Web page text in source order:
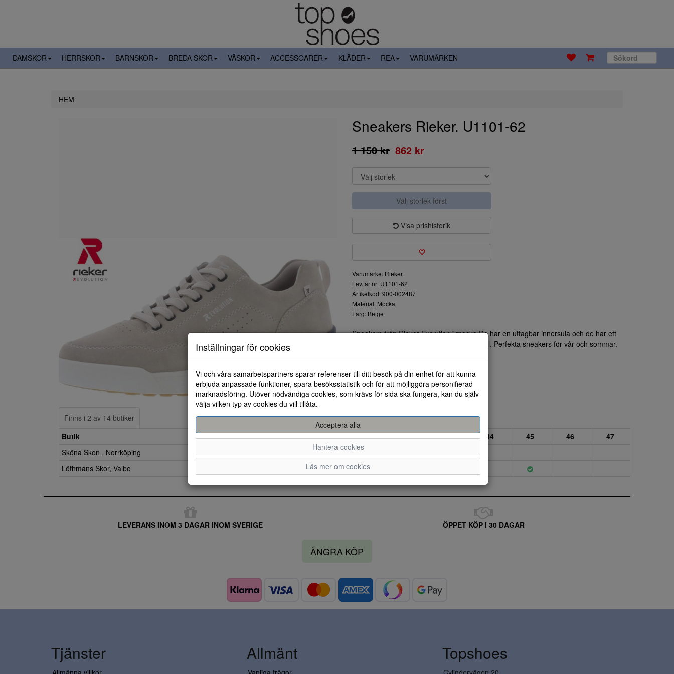
DAMSKOR HERRSKOR BARNSKOR BREDA SKOR VÄSKOR ACCESSOARER KLÄDER REA VARUMÄRKEN
HEM
Sneakers Rieker. U1101-62
1 150 kr 862 kr
Välj storlek först
Visa prishistorik
Varumärke: Rieker
Lev. artnr: U1101-62
Artikelkod: 900-002487
Material: Mocka
Färg: Beige
Sneakers från Rieker Evolution i mocka.De har en uttagbar innersula och de har ett
textilfoder.Yttersulan är bekväm och flexibel. Perfekta sneakers för vår och sommar.
Finns i 2 av 14 butiker
Butik
40 41 42 43 44 45 46
47
Sköna Skon , Norrköping
Löthmans Skor, Valbo
LEVERANS INOM 3 DAGAR INOM SVERIGE ÖPPET KÖP I 30 DAGAR
ÅNGRA KÖP
Inställningar för cookies
Vi och våra samarbetspartners sparar referenser till ditt besök på din enhet för att kunna
erbjuda anpassade funktioner, spara besöksstatistik och för att möjliggöra personifierad
marknadsföring. Utöver nödvändiga cookies, som krävs för sida ska fungera, kan du själv
välja vilken typ av cookies du vill tillåta.
Acceptera alla
Hantera cookies
Läs mer om cookies
Tjänster Allmänt Topshoes